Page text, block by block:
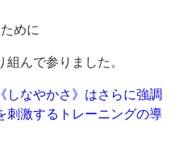
めに
んで参りました。
しなやかさ》はさらに強調
刺激するトレーニングの導